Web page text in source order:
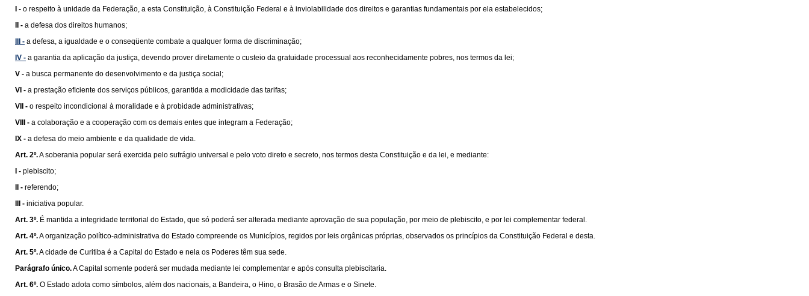
I - o respeito à unidade da Federação, a esta Constituição, à Constituição Federal e à inviolabilidade dos direitos e garantias fundamentais por ela estabelecidos;
II - a defesa dos direitos humanos;
III - a defesa, a igualdade e o conseqüente combate a qualquer forma de discriminação;
IV - a garantia da aplicação da justiça, devendo prover diretamente o custeio da gratuidade processual aos reconhecidamente pobres, nos termos da lei;
V - a busca permanente do desenvolvimento e da justiça social;
VI - a prestação eﬁciente dos serviços públicos, garantida a modicidade das tarifas;
VII - o respeito incondicional à moralidade e à probidade administrativas;
VIII - a colaboração e a cooperação com os demais entes que integram a Federação;
IX - a defesa do meio ambiente e da qualidade de vida.
Art. 2º.A soberania popular será exercida pelo sufrágio universal e pelo voto direto e secreto, nos termos desta Constituição e da lei, e mediante:
I - plebiscito;
II - referendo;
III - iniciativa popular.
Art. 3º. É mantida a integridade territorial do Estado, que só poderá ser alterada mediante aprovação de sua população, por meio de plebiscito, e por lei complementar federal.
Art. 4º.A organização político-administrativa do Estado compreende os Municípios, regidos por leis orgânicas próprias, observados os princípios da Constituição Federal e desta.
Art. 5º.A cidade de Curitiba é a Capital do Estado e nela os Poderes têm sua sede.
Parágrafo único.A Capital somente poderá ser mudada mediante lei complementar e após consulta plebiscitaria.
Art. 6º. O Estado adota como símbolos, além dos nacionais, a Bandeira, o Hino, o Brasão de Armas e o Sinete.